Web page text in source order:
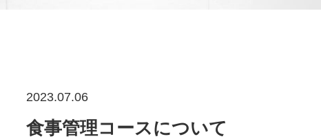
2023.07.06
食事管理コースについて